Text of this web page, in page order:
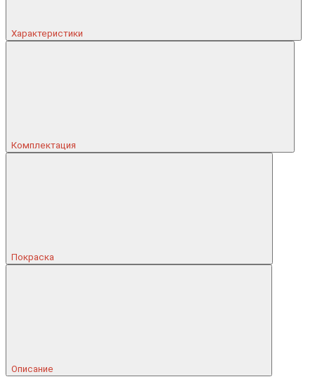
Характеристики
Комплектация
Покраска
Описание